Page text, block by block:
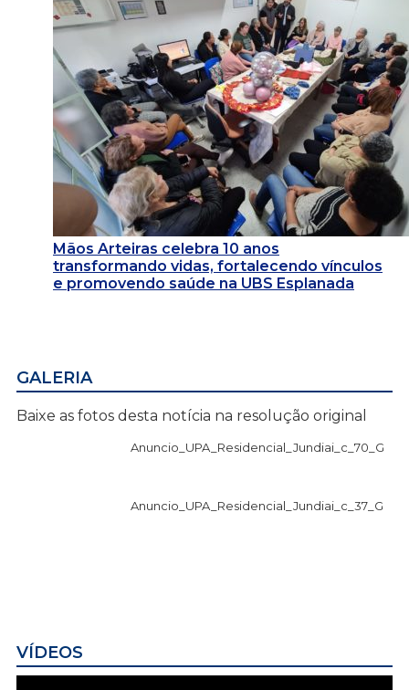
Mãos Arteiras celebra 10 anos
transformando vidas, fortalecendo vínculos
e promovendo saúde na UBS Esplanada
GALERIA
Baixe as fotos desta notícia na resolução original
Anuncio_UPA_Residencial_Jundiai_c_70_G
Anuncio_UPA_Residencial_Jundiai_c_37_G
VÍDEOS